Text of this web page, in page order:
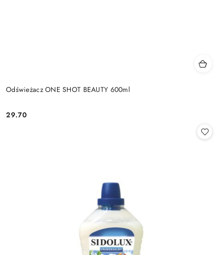
Odświeżacz ONE SHOT BEAUTY 600ml
Cena:
29.70